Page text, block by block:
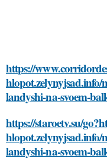
https://
landyshi-na-svoem-
https://staroetv.su/
landyshi-na-svoem-